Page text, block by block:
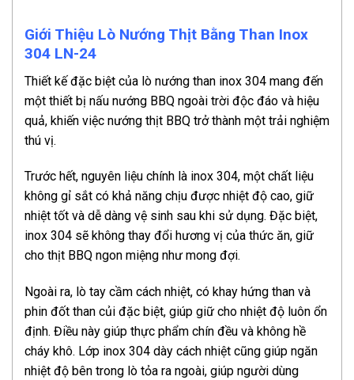
Giới Thiệu Lò Nướng Thịt Bằng Than Inox
304 LN-24
Thiết kế đặc biệt của lò nướng than inox 304 mang đến
một thiết bị nấu nướng BBQ ngoài trời độc đáo và hiệu
quả, khiến việc nướng thịt BBQ trở thành một trải nghiệm
thú vị.
Trước hết, nguyên liệu chính là inox 304, một chất liệu
không gỉ sắt có khả năng chịu được nhiệt độ cao, giữ
nhiệt tốt và dễ dàng vệ sinh sau khi sử dụng. Đặc biệt,
inox 304 sẽ không thay đổi hương vị của thức ăn, giữ
cho thịt BBQ ngon miệng như mong đợi.
Ngoài ra, lò tay cầm cách nhiệt, có khay hứng than và
phin đốt than củi đặc biệt, giúp giữ cho nhiệt độ luôn ổn
định. Điều này giúp thực phẩm chín đều và không hề
cháy khô. Lớp inox 304 dày cách nhiệt cũng giúp ngăn
nhiệt độ bên trong lò tỏa ra ngoài, giúp người dùng